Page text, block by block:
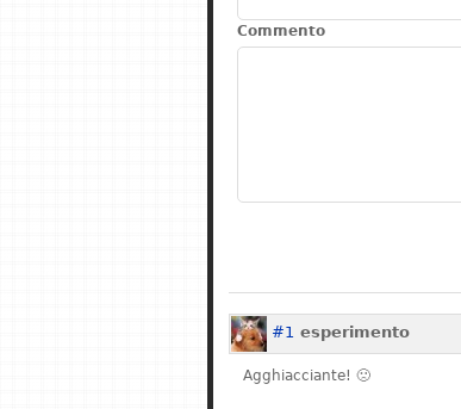
Commento
#1 esperimento
Agghiacciante! 🙁